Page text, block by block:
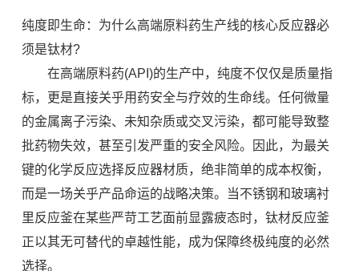
纯度即生命：为什么高端原料药生产线的核心反应器必
须是钛材?
在高端原料药(API)的生产中，纯度不仅仅是质量指
标，更是直接关乎用药安全与疗效的生命线。任何微量
的金属离子污染、未知杂质或交叉污染，都可能导致整
批药物失效，甚至引发严重的安全风险。因此，为最关
键的化学反应选择反应器材质，绝非简单的成本权衡，
而是一场关乎产品命运的战略决策。当不锈钢和玻璃衬
里反应釜在某些严苛工艺面前显露疲态时，钛材反应釜
正以其无可替代的卓越性能，成为保障终极纯度的必然
选择。